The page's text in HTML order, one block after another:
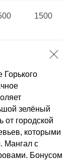
1500
Горького
зелёный
от городской
которыми
Мангал с
Бонусом